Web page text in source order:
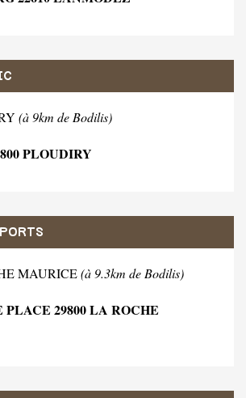
(à 9km de Bodilis)
PLOUDIRY
MAURICE(à 9.3km de Bodilis)
PLACE 29800 LA ROCHE